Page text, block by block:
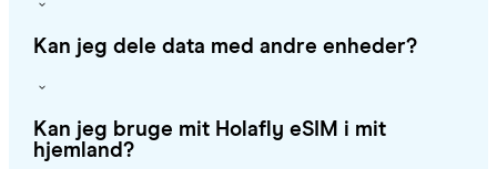
Kan jeg dele data med andre enheder?
Kan jeg bruge mit Holafly eSIM i mit
hjemland?